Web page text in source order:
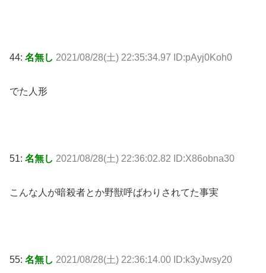
44: 名無し 2021/08/28(土) 22:35:34.97 ID:pAyj0Koh0
でた人形
51: 名無し 2021/08/28(土) 22:36:02.82 ID:X86obna30
こんな人が暗殺者とか野獣呼ばわりされてた事実
55: 名無し 2021/08/28(土) 22:36:14.00 ID:k3yJwsy20